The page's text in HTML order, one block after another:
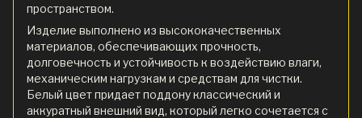
пространством.
Изделие выполнено из высококачественных
материалов, обеспечивающих прочность,
долговечность и устойчивость к воздействию влаги,
механическим нагрузкам и средствам для чистки.
Белый цвет придает поддону классический и
аккуратный внешний вид, который легко сочетается с